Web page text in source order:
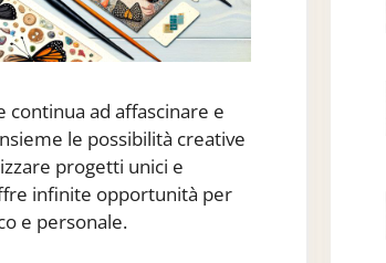
continua ad affascinare e
le possibilità creative
progetti unici e
infinite opportunità per
e personale.